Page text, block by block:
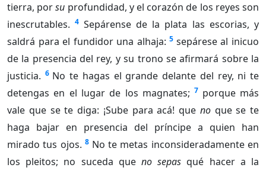
tierra, porsu profundidad, y el corazón de los reyes son
inescrutables. 4 Sepárense de la plata las escorias, y
saldrá para el fundidor una alhaja: 5 sepárese al inicuo
de la presencia del rey, y su trono se afirmará sobre la
justicia. 6 No te hagas el grande delante del rey, ni te
detengas en el lugar de los magnates; 7 porque más
vale que se te diga: ¡Sube para acá! que noque se te
haga bajar en presencia del príncipe a quien han
mirado tus ojos. 8 No te metas inconsideradamente en
los pleitos; no suceda que no sepas qué hacer a la